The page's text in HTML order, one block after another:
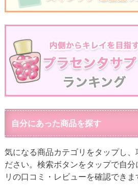
自分にあった商品を探す
気になる商品カテゴリをタップし、
ださい。検索ボタンをタップで自
リの口コミ・レビューを確認できま